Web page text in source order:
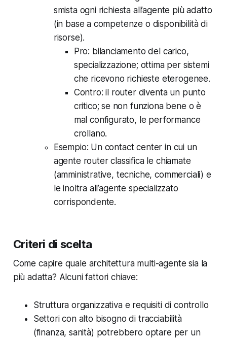
smista ogni richiesta all’agente più adatto
(in base a competenze o disponibilità di
risorse).
Pro: bilanciamento del carico,
specializzazione; ottima per sistemi
che ricevono richieste eterogenee.
Contro: il router diventa un punto
critico; se non funziona bene o è
mal configurato, le performance
crollano.
Esempio: Un contact center in cui un
agente router classifica le chiamate
(amministrative, tecniche, commerciali) e
le inoltra all’agente specializzato
corrispondente.
Criteri di scelta
Come capire quale architettura multi-agente sia la
più adatta? Alcuni fattori chiave:
Struttura organizzativa e requisiti di controllo
Settori con alto bisogno di tracciabilità
(finanza, sanità) potrebbero optare per un